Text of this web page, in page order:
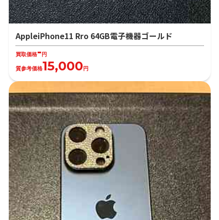
AppleiPhone11 Rro 64GB電子機器ゴールド
買取価格- 円
質参考価格15,000 円